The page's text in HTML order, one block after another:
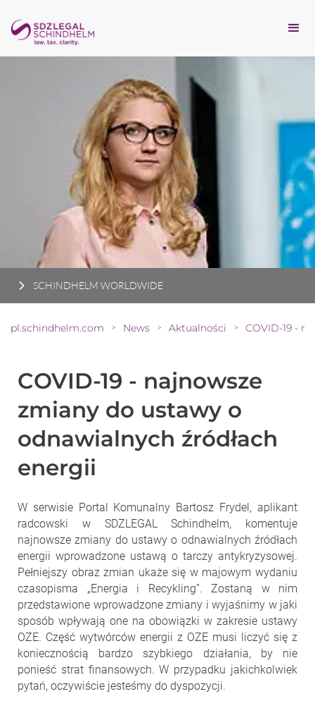
SCHINDHELM WORLDWIDE
pl.schindhelm.com > News > Aktualności >
COVID-19 - najnowsze
zmiany do ustawy o
odnawialnych źródłach
energii
W serwisie Portal Komunalny Bartosz Frydel, aplikant
radcowski w SDZLEGAL Schindhelm, komentuje
najnowsze zmiany do ustawy o odnawialnych źródłach
energii wprowadzone ustawą o tarczy antykryzysowej.
Pełniejszy obraz zmian ukaże się w majowym wydaniu
czasopisma „Energia i Recykling”. Zostaną w nim
przedstawione wprowadzone zmiany i wyjaśnimy w jaki
sposób wpływają one na obowiązki w zakresie ustawy
OZE. Część wytwórców energii z OZE musi liczyć się z
koniecznością bardzo szybkiego działania, by nie
ponieść strat finansowych. W przypadku jakichkolwiek
pytań, oczywiście jesteśmy do dyspozycji.